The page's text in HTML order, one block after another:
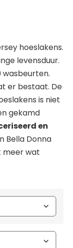
hoeslakens.
levensduur.
wasbeurten.
er bestaat. De
is niet
gekamd
en
Bella Donna
meer wat